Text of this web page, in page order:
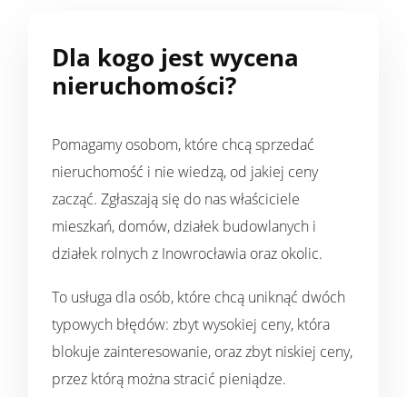
Dla kogo jest wycena
nieruchomości?
Pomagamy osobom, które chcą sprzedać
nieruchomość i nie wiedzą, od jakiej ceny
zacząć. Zgłaszają się do nas właściciele
mieszkań, domów, działek budowlanych i
działek rolnych z Inowrocławia oraz okolic.
To usługa dla osób, które chcą uniknąć dwóch
typowych błędów: zbyt wysokiej ceny, która
blokuje zainteresowanie, oraz zbyt niskiej ceny,
przez którą można stracić pieniądze.